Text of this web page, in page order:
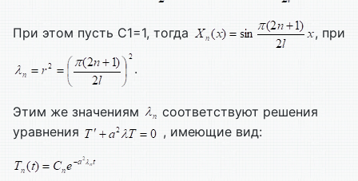
При этом пусть С1=1, тогда , при
.
Этим же значениям
соответствуют решения
уравнения
, имеющие вид: